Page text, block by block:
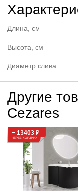
Длина, см
Высота, см
Диаметр слива
Другие
Cezares
− 13403 ₽
ЧЕРЕЗ КОРЗИНУ